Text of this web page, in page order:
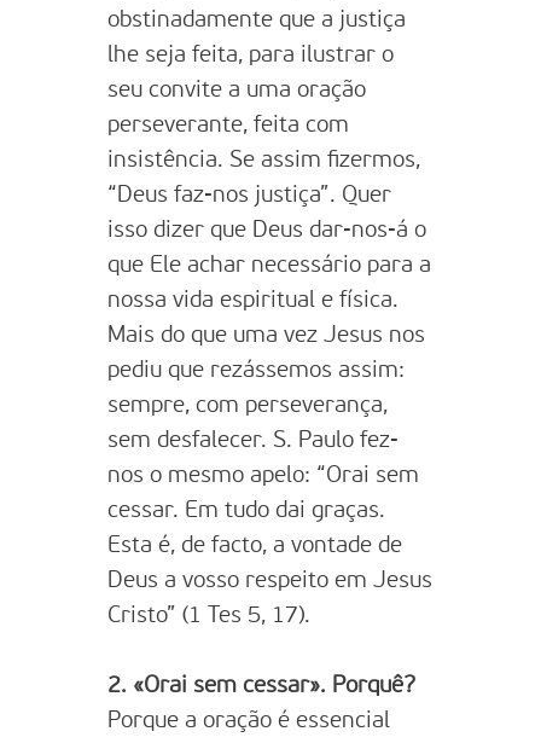
obstinadamente que a justiça
lhe seja feita, para ilustrar o
seu convite a uma oração
perseverante, feita com
insistência. Se assim fizermos,
“Deus faz-nos justiça”. Quer
isso dizer que Deus dar-nos-á o
que Ele achar necessário para a
nossa vida espiritual e física.
Mais do que uma vez Jesus nos
pediu que rezássemos assim:
sempre, com perseverança,
sem desfalecer. S. Paulo fez-
nos o mesmo apelo: “Orai sem
cessar. Em tudo dai graças.
Esta é, de facto, a vontade de
Deus a vosso respeito em Jesus
Cristo” (1 Tes 5, 17).
2. «Orai sem cessar». Porquê?
Porque a oração é essencial